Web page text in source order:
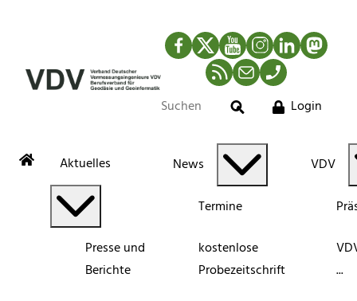
Facebook
TwitterYouTubeInstagram
LinkedIn
RSS-Newsfeed
MailTelefon
Suche
Login
Aktuelles
Presse und
Berichte
News
Termine
kostenlose
Probezeitschrift
VDV
...